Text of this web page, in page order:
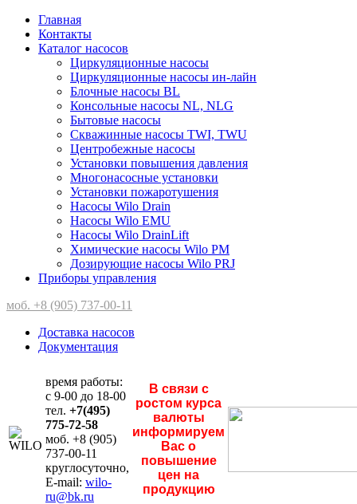
Главная
Контакты
Каталог насосов
Циркуляционные насосы
Циркуляционные насосы ин-лайн
Блочные насосы BL
Консольные насосы NL, NLG
Бытовые насосы
Скважинные насосы TWI, TWU
Центробежные насосы
Установки повышения давления
Многонасосные установки
Установки пожаротушения
Насосы Wilo Drain
Насосы Wilo EMU
Насосы Wilo DrainLift
Химические насосы Wilo PM
Дозирующие насосы Wilo PRJ
Приборы управления
моб. +8 (905) 737-00-11
Доставка насосов
Документация
время работы:
с 9-00 до 18-00
тел. +7(495)
775-72-58
моб. +8 (905)
737-00-11
круглосуточно,
E-mail: wilo-
ru@bk.ru
В связи с
ростом курса
валюты
информируем
Вас о
повышение
цен на
продукцию